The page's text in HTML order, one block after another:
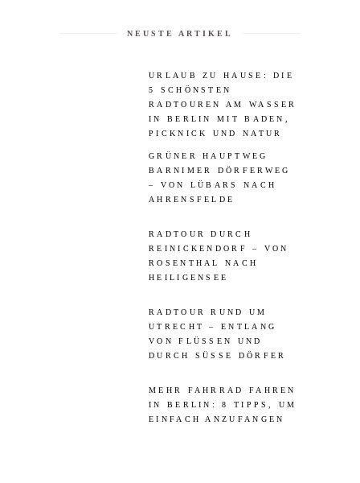
NEUSTE ARTIKEL
URLAUB ZU HAUSE: DIE
5 SCHÖNSTEN
RADTOUREN AM WASSER
IN BERLIN MIT BADEN,
PICKNICK UND NATUR
GRÜNER HAUPTWEG
BARNIMER DÖRFERWEG
– VON LÜBARS NACH
AHRENSFELDE
RADTOUR DURCH
REINICKENDORF – VON
ROSENTHAL NACH
HEILIGENSEE
RADTOUR RUND UM
UTRECHT – ENTLANG
VON FLÜSSEN UND
DURCH SÜSSE DÖRFER
MEHR FAHRRAD FAHREN
IN BERLIN: 8 TIPPS, UM
EINFACH ANZUFANGEN